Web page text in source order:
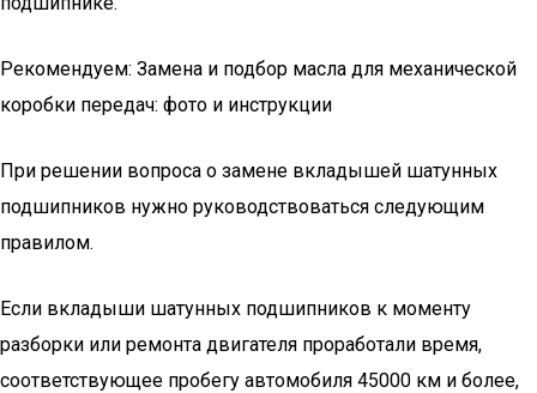
Рекомендуем: Замена и подбор масла для механической
коробки передач: фото и инструкции
При решении вопроса о замене вкладышей шатунных
подшипников нужно руководствоваться следующим
правилом.
Если вкладыши шатунных подшипников к моменту
разборки или ремонта двигателя проработали время,
соответствующее пробегу автомобиля 45000 км и более,